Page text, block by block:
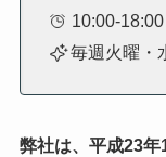
10:00-
毎週火曜・
弊社は、平成23